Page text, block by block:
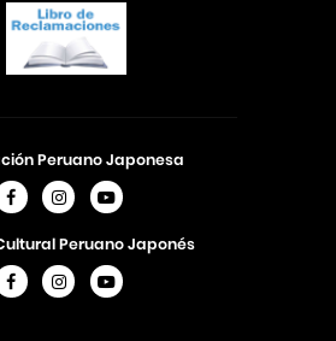
Peruano Japonesa
Peruano Japonés